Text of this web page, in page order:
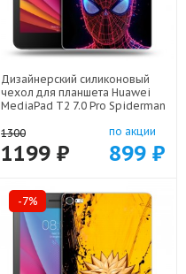
Дизайнерский силиконовый
чехол для планшета Huawei
MediaPad T2 7.0 Pro Spiderman
1300
1199 ₽
по акции
899 ₽
-7%